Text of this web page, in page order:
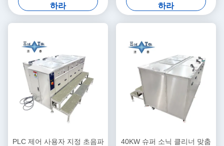
하라
하라
PLC 제어 사용자 지정 초음파
40KW 슈퍼 소닉 클리너 맞춤